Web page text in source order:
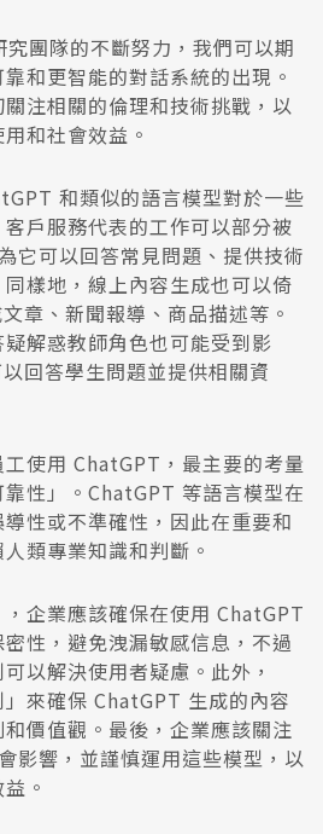
團隊的不斷努力，我們可以期
和更智能的對話系統的出現。
注相關的倫理和技術挑戰，以
和社會效益。
和類似的語言模型對於一些
戶服務代表的工作可以部分被
它可以回答常見問題、提供技術
樣地，線上內容生成也可以倚
章、新聞報導、商品描述等。
解惑教師角色也可能受到影
回答學生問題並提供相關資
使用 ChatGPT，最主要的考量
性」。ChatGPT 等語言模型在
性或不準確性，因此在重要和
類專業知識和判斷。
企業應該確保在使用 ChatGPT
性，避免洩漏敏感信息，不過
以解決使用者疑慮。此外，
」來確保 ChatGPT 生成的內容
價值觀。最後，企業應該關注
影響，並謹慎運用這些模型，以
。